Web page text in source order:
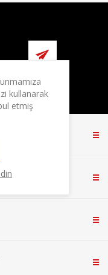
kullanarak
etmiş